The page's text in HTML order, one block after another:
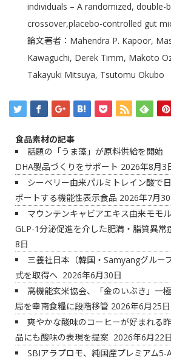
individuals – A randomized, double-
crossover,placebo-controlled gut
論文著者：Mahendra P. Kapoor,
Kawaguchi, Derek Timm, Makoto
Takayuki Mitsuya, Tsutomu Okubo
食品素材の記事
話題の「うま藻」が原料供給を開始
DHA製品づくりをサポート 2026年8月3
シーベリー由来パルミトレイン酸で
ポートする機能性表示食品 2026年7月
マウンテンキャビアエキス由来モモ
GLP-1分泌促進を介した肥満・脂質異常
8日
三養社日本（韓国・Samyangグルー
式を取得へ 2026年6月30日
高機能玄米協会、「金のいぶき」一
局を幸南食糧に段階移管 2026年6月25日
爽やかな酸味のコーヒーが好まれる
品にも酸味の表現を提案 2026年6月22日
SBIアラプロモ、純国産プレミアム